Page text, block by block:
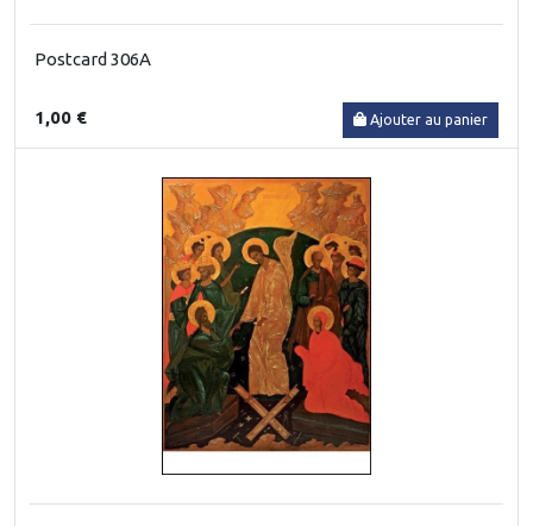
Postcard 306A
1,00 € Ajouter au panier